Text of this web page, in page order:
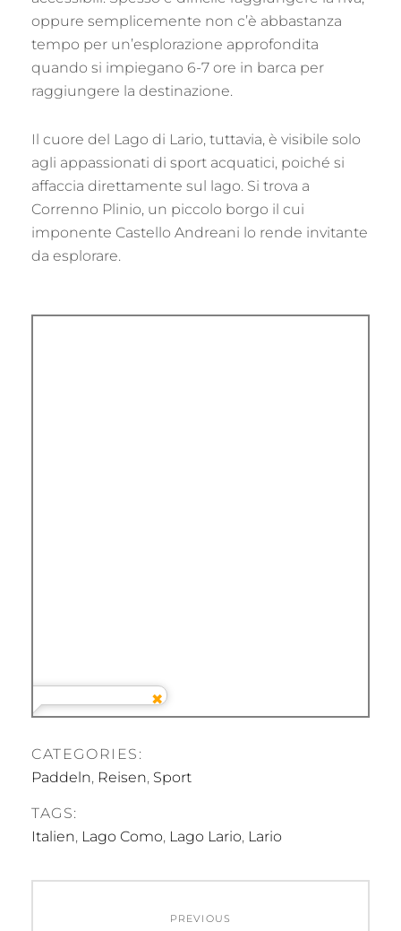
oppure semplicemente non c’è abbastanza
tempo per un’esplorazione approfondita
quando si impiegano 6-7 ore in barca per
raggiungere la destinazione.
Il cuore del Lago di Lario, tuttavia, è visibile solo
agli appassionati di sport acquatici, poiché si
affaccia direttamente sul lago. Si trova a
Correnno Plinio, un piccolo borgo il cui
imponente Castello Andreani lo rende invitante
da esplorare.
CATEGORIES:
Paddeln, Reisen, Sport
TAGS:
Italien, Lago Como, Lago Lario, Lario
PREVIOUS